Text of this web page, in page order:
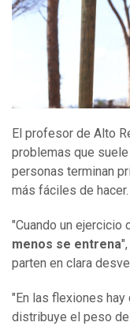
El profesor de Alto
problemas que
personas terminan
más fáciles de hacer.
"Cuando un ejercicio
menos se entrena
parten en clara
"En las flexiones
distribuye el peso